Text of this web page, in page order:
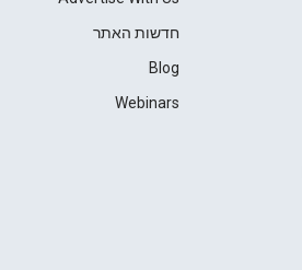
חדשות האתר
Blog
Webinars